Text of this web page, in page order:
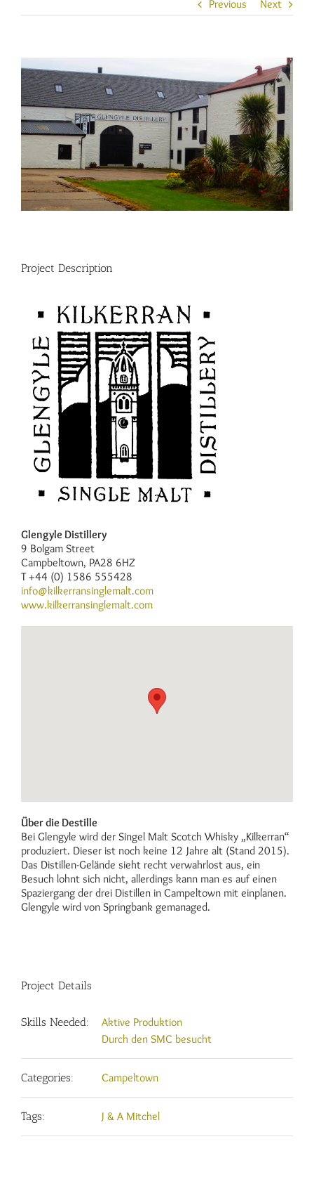
Previous Next
View
Larger
Image
Project Description
Glengyle Distillery
9 Bolgam Street
Campbeltown, PA28 6HZ
T +44 (0) 1586 555428
info@kilkerransinglemalt.com
www.kilkerransinglemalt.com
Über die Destille
Bei Glengyle wird der Singel Malt Scotch Whisky „Kilkerran“
produziert. Dieser ist noch keine 12 Jahre alt (Stand 2015).
Das Distillen-Gelände sieht recht verwahrlost aus, ein
Besuch lohnt sich nicht, allerdings kann man es auf einen
Spaziergang der drei Distillen in Campeltown mit einplanen.
Glengyle wird von Springbank gemanaged.
Project Details
Skills Needed:
Aktive Produktion
Durch den SMC besucht
Categories: Campeltown
Tags: J & A Mitchel